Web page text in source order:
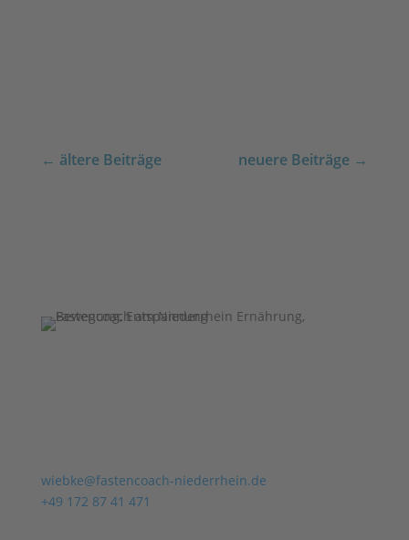
← ältere Beiträge neuere Beiträge →
wiebke@fastencoach-niederrhein.de
+49 172 87 41 471